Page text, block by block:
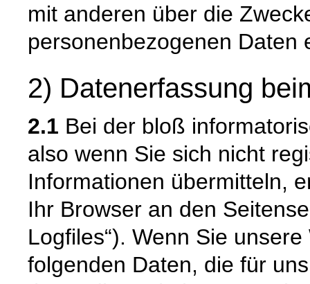
mit anderen über die
personenbezogenen Daten
2) Datenerfassung
2.1 Bei der bloß
also wenn Sie sich nicht
Informationen übermitteln,
Ihr Browser an den
Logfiles“). Wenn Sie
folgenden Daten, die für